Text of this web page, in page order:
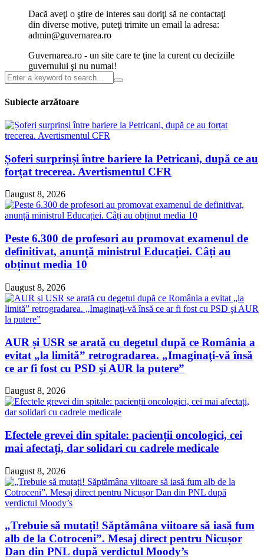
Dacă aveţi o ştire de interes sau doriţi să ne contactaţi
din diverse motive, puteţi trimite un email la adresa:
admin@guvernarea.ro
Guvernarea.ro - un site care te ţine la curent cu deciziile
guvernului şi nu numai!
Subiecte arzătoare
Șoferi surprinși între bariere la Petricani, după ce au
forțat trecerea. Avertismentul CFR
august 8, 2026
Peste 6.300 de profesori au promovat examenul de
definitivat, anunță ministrul Educației. Câți au
obținut media 10
august 8, 2026
AUR și USR se arată cu degetul după ce România a
evitat „la limită” retrogradarea. „Imaginaţi-vă însă
ce ar fi fost cu PSD şi AUR la putere”
august 8, 2026
Efectele grevei din spitale: pacienții oncologici, cei
mai afectați, dar solidari cu cadrele medicale
august 8, 2026
„Trebuie să mutați! Săptămâna viitoare să iasă fum
alb de la Cotroceni”. Mesaj direct pentru Nicușor
Dan din PNL după verdictul Moody’s